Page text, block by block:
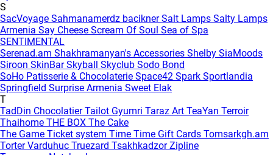
S
SacVoyage Sahmanamerdz baciknerSalt Lamps Salty Lamps
Armenia Say Cheese Scream Of Soul Sea of Spa
SENTIMENTAL
Serenad.am Shakhramanyan's Accessories Shelby SiaMoods
Siroon SkinBarSkyball Skyclub Sodo Bond
SoHo Patisserie & Chocolaterie Space42 Spark Sportlandia
Springfield Surprise Armenia Sweet Elak
T
TadDin ChocolatierTailot Gyumri Taraz Art TeaYan Terroir
Thaihome THE BOX The Cake
The Game Ticket system Time Time Gift Cards Tomsarkgh.am
Torter Varduhuc Truezard Tsakhkadzor Zipline